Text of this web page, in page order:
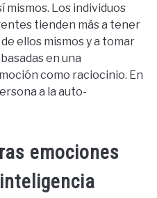
mismos. Los individuos
tienden más a tener
ellos mismos y a tomar
en una
como raciocinio. En
a la auto-
emociones